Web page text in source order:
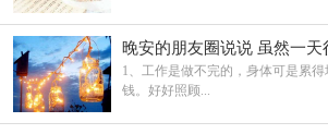
晚安的朋友圈说说 虽然一
过得很充实
1、工作是做不完的，身体可是累
钱。好好照顾...